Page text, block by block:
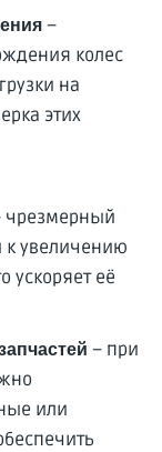
–
колес
на
этих
чрезмерный
к увеличению
ускоряет её
– при
или